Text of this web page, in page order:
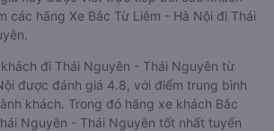
các hãng Xe Bắc Từ Liêm - Hà Nội đi Thái
đi Thái Nguyên - Thái Nguyên từ
được đánh giá 4.8, với điểm trung bình
khách. Trong đó hãng xe khách Bắc
Nguyên - Thái Nguyên tốt nhất tuyến